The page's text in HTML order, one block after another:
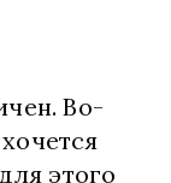
Во-
этого